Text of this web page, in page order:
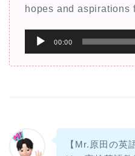
hopes and aspirations
声
ー
00:00
【Mr.原田の英